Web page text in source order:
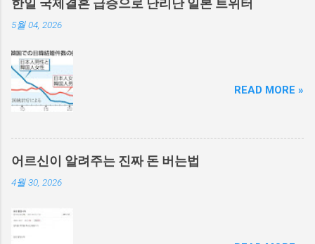
5월 04, 2026
READ MORE »
어르신이 알려주는 진짜 돈 버는법
4월 30, 2026